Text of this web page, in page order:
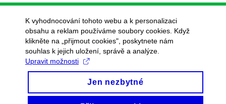
K vyhodnocování tohoto webu a k personalizaci
obsahu a reklam používáme soubory cookies. Když
klikněte na „přijmout cookies", poskytnete nám
souhlas k jejich uložení, správě a analýze.
Upravit možnosti
Jen nezbytné